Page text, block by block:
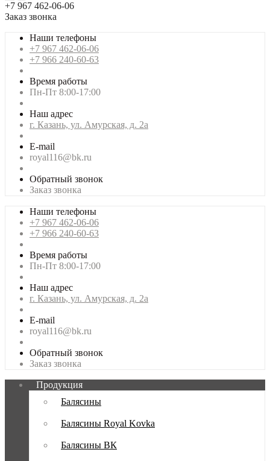
+7 967 462-06-06
Заказ звонка
Наши телефоны
+7 967 462-06-06
+7 966 240-60-63
Время работы
Пн-Пт 8:00-17:00
Наш адрес
г. Казань, ул. Амурская, д. 2а
E-mail
royal116@bk.ru
Обратный звонок
Заказ звонка
Наши телефоны
+7 967 462-06-06
+7 966 240-60-63
Время работы
Пн-Пт 8:00-17:00
Наш адрес
г. Казань, ул. Амурская, д. 2а
E-mail
royal116@bk.ru
Обратный звонок
Заказ звонка
Продукция
Балясины
Балясины Royal Kovka
Балясины ВК